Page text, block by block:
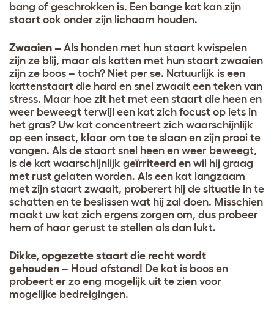
bang of geschrokken is. Een bange kat kan zijn
staart ook onder zijn lichaam houden.
Zwaaien – Als honden met hun staart kwispelen
zijn ze blij, maar als katten met hun staart zwaaien
zijn ze boos – toch? Niet per se. Natuurlijk is een
kattenstaart die hard en snel zwaait een teken van
stress. Maar hoe zit het met een staart die heen en
weer beweegt terwijl een kat zich focust op iets in
het gras? Uw kat concentreert zich waarschijnlijk
op een insect, klaar om toe te slaan en zijn prooi te
vangen. Als de staart snel heen en weer beweegt,
is de kat waarschijnlijk geïrriteerd en wil hij graag
met rust gelaten worden. Als een kat langzaam
met zijn staart zwaait, proberert hij de situatie in te
schatten en te beslissen wat hij zal doen. Misschien
maakt uw kat zich ergens zorgen om, dus probeer
hem of haar gerust te stellen als dan lukt.
Dikke, opgezette staart die recht wordt
gehouden – Houd afstand! De kat is boos en
probeert er zo eng mogelijk uit te zien voor
mogelijke bedreigingen.